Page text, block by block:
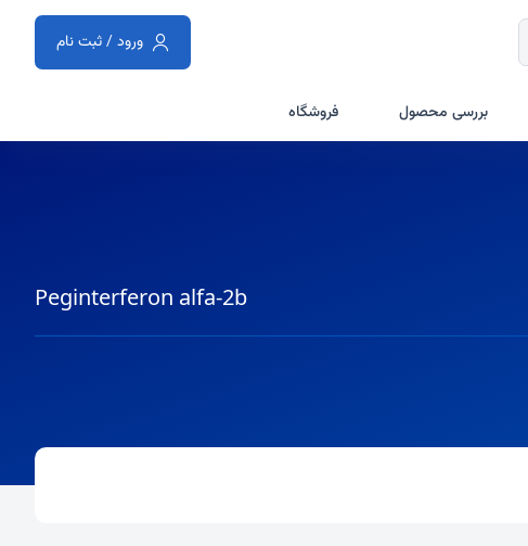
ورود / ثبت نام
بررسی محصول فروشگاه
Peginterferon alfa-2b